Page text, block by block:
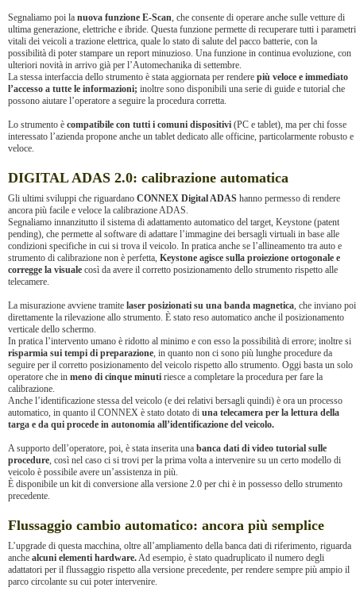
Segnaliamo poi la nuova funzione E-Scan, che consente di operare anche sulle vetture di
ultima generazione, elettriche e ibride. Questa funzione permette di recuperare tutti i parametri
vitali dei veicoli a trazione elettrica, quale lo stato di salute del pacco batterie, con la
possibilità di poter stampare un report minuzioso. Una funzione in continua evoluzione, con
ulteriori novità in arrivo già per l’Automechanika di settembre.
La stessa interfaccia dello strumento è stata aggiornata per rendere più veloce e immediato
l’accesso a tutte le informazioni; inoltre sono disponibili una serie di guide e tutorial che
possono aiutare l’operatore a seguire la procedura corretta.
Lo strumento è compatibile con tutti i comuni dispositivi (PC e tablet), ma per chi fosse
interessato l’azienda propone anche un tablet dedicato alle officine, particolarmente robusto e
veloce.
DIGITAL ADAS 2.0: calibrazione automatica
Gli ultimi sviluppi che riguardano CONNEX Digital ADAS hanno permesso di rendere
ancora più facile e veloce la calibrazione ADAS.
Segnaliamo innanzitutto il sistema di adattamento automatico del target, Keystone (patent
pending), che permette al software di adattare l’immagine dei bersagli virtuali in base alle
condizioni specifiche in cui si trova il veicolo. In pratica anche se l’allineamento tra auto e
strumento di calibrazione non è perfetta, Keystone agisce sulla proiezione ortogonale e
corregge la visuale così da avere il corretto posizionamento dello strumento rispetto alle
telecamere.
La misurazione avviene tramite laser posizionati su una banda magnetica, che inviano poi
direttamente la rilevazione allo strumento. È stato reso automatico anche il posizionamento
verticale dello schermo.
In pratica l’intervento umano è ridotto al minimo e con esso la possibilità di errore; inoltre si
risparmia sui tempi di preparazione, in quanto non ci sono più lunghe procedure da
seguire per il corretto posizionamento del veicolo rispetto allo strumento. Oggi basta un solo
operatore che in meno di cinque minuti riesce a completare la procedura per fare la
calibrazione.
Anche l’identificazione stessa del veicolo (e dei relativi bersagli quindi) è ora un processo
automatico, in quanto il CONNEX è stato dotato di una telecamera per la lettura della
targa e da qui procede in autonomia all’identificazione del veicolo.
A supporto dell’operatore, poi, è stata inserita una banca dati di video tutorial sulle
procedure, così nel caso ci si trovi per la prima volta a intervenire su un certo modello di
veicolo è possibile avere un’assistenza in più.
È disponibile un kit di conversione alla versione 2.0 per chi è in possesso dello strumento
precedente.
Flussaggio cambio automatico: ancora più semplice
L’upgrade di questa macchina, oltre all’ampliamento della banca dati di riferimento, riguarda
anche alcuni elementi hardware.Ad esempio, è stato quadruplicato il numero degli
adattatori per il flussaggio rispetto alla versione precedente, per rendere sempre più ampio il
parco circolante su cui poter intervenire.